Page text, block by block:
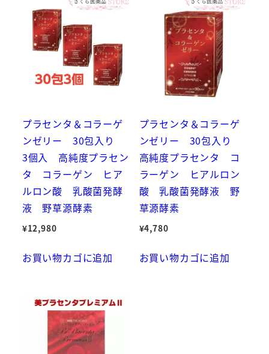
プラセンタ＆コラーゲ
ンゼリー 30包入り
3個入 高純度プラセン
タ コラーゲン ヒア
ルロン酸 乳酸菌発酵
液 野草源酵素
¥12,980
お買い物カゴに追加
プラセンタ＆コラーゲ
ンゼリー 30包入り
高純度プラセンタ コ
ラーゲン ヒアルロン
酸 乳酸菌発酵液 野
草源酵素
¥4,780
お買い物カゴに追加